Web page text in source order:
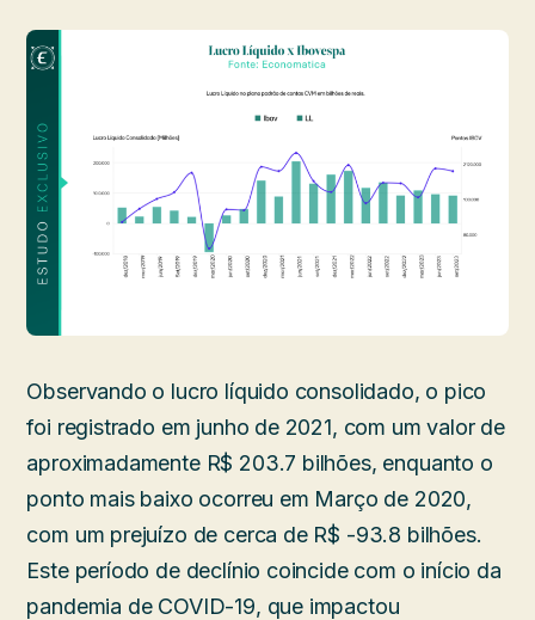
Observando o lucro líquido consolidado, o pico
foi registrado em junho de 2021, com um valor de
aproximadamente R$ 203.7 bilhões, enquanto o
ponto mais baixo ocorreu em Março de 2020,
com um prejuízo de cerca de R$ -93.8 bilhões.
Este período de declínio coincide com o início da
pandemia de COVID-19, que impactou